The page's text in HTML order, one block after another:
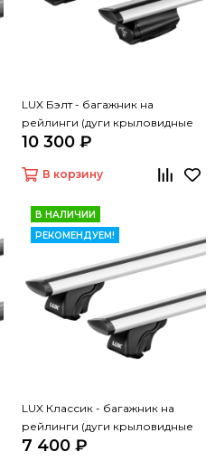
LUX Бэлт - багажник на
рейлинги (дуги крыловидные
серые, 1,3м)
10 300 ₽
В корзину
В НАЛИЧИИ
РЕКОМЕНДУЕМ!
LUX Классик - багажник на
рейлинги (дуги крыловидные
серые, 1,3м)
7 400 ₽